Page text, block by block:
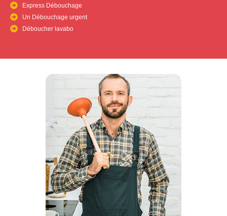
Express Débouchage
Un Débouchage urgent
Déboucher lavabo